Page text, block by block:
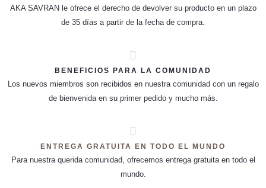
AKA SAVRAN le ofrece el derecho de devolver su producto en un plazo
de 35 días a partir de la fecha de compra.
BENEFICIOS PARA LA COMUNIDAD
Los nuevos miembros son recibidos en nuestra comunidad con un regalo
de bienvenida en su primer pedido y mucho más.
ENTREGA GRATUITA EN TODO EL MUNDO
Para nuestra querida comunidad, ofrecemos entrega gratuita en todo el
mundo.